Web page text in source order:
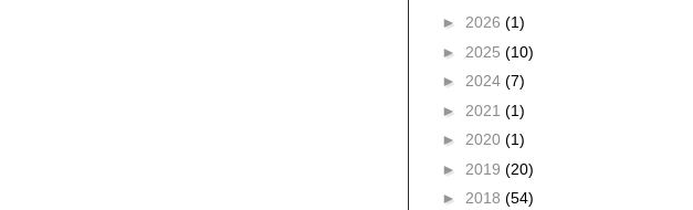
► 2026 (1)
► 2025 (10)
► 2024 (7)
► 2021 (1)
► 2020 (1)
► 2019 (20)
► 2018 (54)